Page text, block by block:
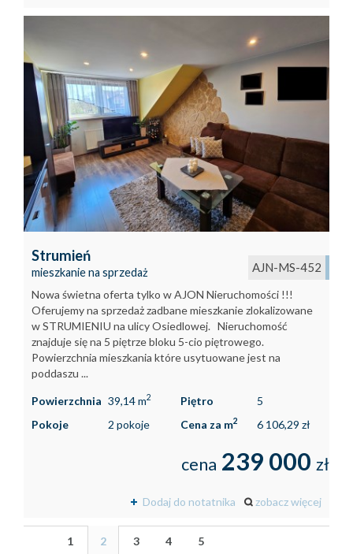
Strumień
mieszkanie na sprzedaż AJN-MS-452
Nowa świetna oferta tylko w AJON Nieruchomości !!!
Oferujemy na sprzedaż zadbane mieszkanie zlokalizowane
w STRUMIENIU na ulicy Osiedlowej. Nieruchomość
znajduje się na 5 piętrze bloku 5-cio piętrowego.
Powierzchnia mieszkania które usytuowane jest na
poddaszu ...
Powierzchnia 39,14 m2 Piętro
5
Pokoje
2 pokoje Cena za m2 6 106,29 zł
cena 239 000 zł
Dodaj do notatnika zobacz więcej
1 2 3 4 5